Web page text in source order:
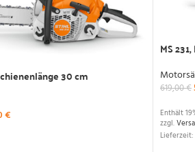
30 cm
€
MS
619,00€
Enthält
zzgl.
Lieferzeit: